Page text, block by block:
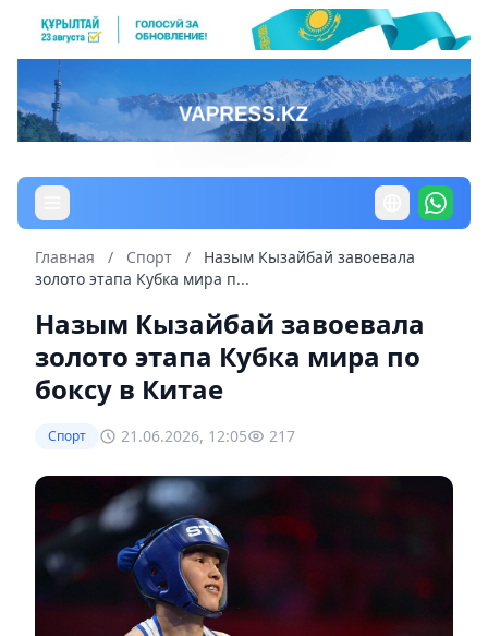
Главная / Спорт /
Назым Кызайбай завоевала
золото этапа Кубка мира п...
Назым Кызайбай завоевала
золото этапа Кубка мира по
боксу в Китае
Спорт 21.06.2026, 12:05 217